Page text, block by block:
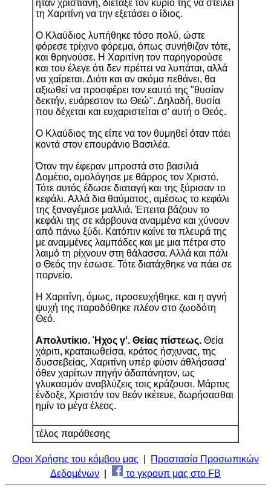
ήταν χριστιανή, διέταξε τον κύριό της να στείλει
τη Χαριτίνη να την εξετάσει ο ίδιος.
Ο Κλαύδιος λυπήθηκε τόσο πολύ, ώστε
φόρεσε τρίχινο φόρεμα, όπως συνήθιζαν τότε,
και θρηνούσε. Η Χαριτίνη τον παρηγορούσε
και του έλεγε ότι δεν πρέπει να λυπάται, αλλά
να χαίρεται. Διότι και αν ακόμα πεθάνει, θα
αξιωθεί να προσφέρει τον εαυτό της "θυσίαν
δεκτήν, ευάρεστον τω Θεώ". Δηλαδή, θυσία
που δέχεται και ευχαριστείται σ' αυτή ο Θεός.
Ο Κλαύδιος της είπε να τον θυμηθεί όταν πάει
κοντά στον επουράνιο Βασιλέα.
Όταν την έφεραν μπροστά στο βασιλιά
Δομέτιο, ομολόγησε με θάρρος τον Χριστό.
Τότε αυτός έδωσε διαταγή και της ξύρισαν το
κεφάλι. Αλλά δια θαύματος, αμέσως το κεφάλι
της ξαναγέμισε μαλλιά. Έπειτα βάζουν το
κεφάλι της σε κάρβουνα αναμμένα και χύνουν
από πάνω ξύδι. Κατόπιν καίνε τα πλευρά της
με αναμμένες λαμπάδες και με μια πέτρα στο
λαιμό τη ρίχνουν στη θάλασσα. Αλλά και πάλι
ο Θεός την έσωσε. Τότε διατάχθηκε να πάει σε
πορνείο.
Η Χαριτίνη, όμως, προσευχήθηκε, και η αγνή
ψυχή της παραδόθηκε πλέον στο ζωοδότη
Θεό.
Απολυτίκιο. Ήχος γ'. Θείας πίστεως. Θεία
χάριτι, κραταιωθείσα, κράτος ήσχυνας, της
δυσσεβείας, Χαριτίνη υπέρ φύσιν άθλήσασα'
όθεν χαρίτων πηγήν άδαπάνητον, ως
γλυκασμόν αναβλύζεις τοις κράζουσι. Μάρτυς
ένδοξε, Χριστόν τον θεόν ικέτευε, δωρήσασθαι
ημίν το μέγα έλεος.
τέλος παράθεσης
Οροι Χρήσης του κόμβου μας
Προστασία Προσωπικών
Δεδομένων
το γκρουπ μας στο FB